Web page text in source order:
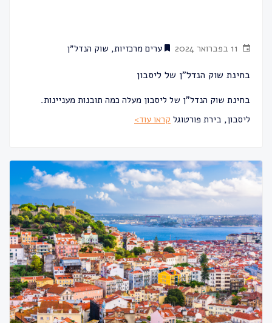
ערים מרכזיות, שוק הנדל״ן
בחינת שוק הנדל"ן של ליסבון
בחינת שוק הנדל"ן של ליסבון מעלה כמה תובנות מעניינות.
ליסבון, בירת פורטוגל קראו עוד>